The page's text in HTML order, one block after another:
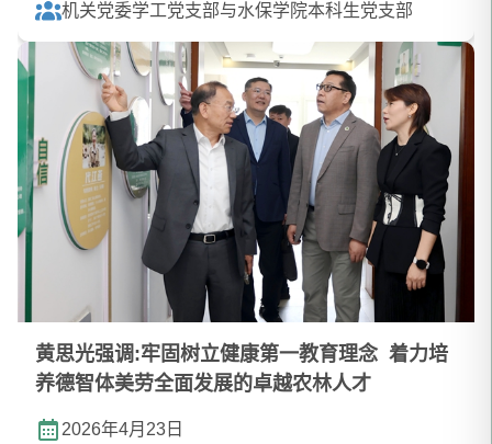
机关党委学工党支部与水保学院本科生党支部
黄思光强调:牢固树立健康第一教育理念 着力培
养德智体美劳全面发展的卓越农林人才
2026年4月23日